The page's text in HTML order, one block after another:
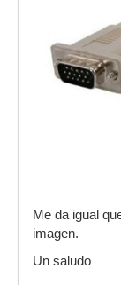
Me da igual
imagen.
Un saludo